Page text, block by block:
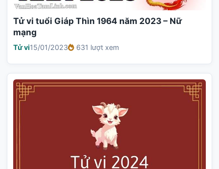
Tử vi tuổi Giáp Thìn 1964 năm 2023 – Nữ
mạng
Tử vi15/01/2023 631 lượt xem